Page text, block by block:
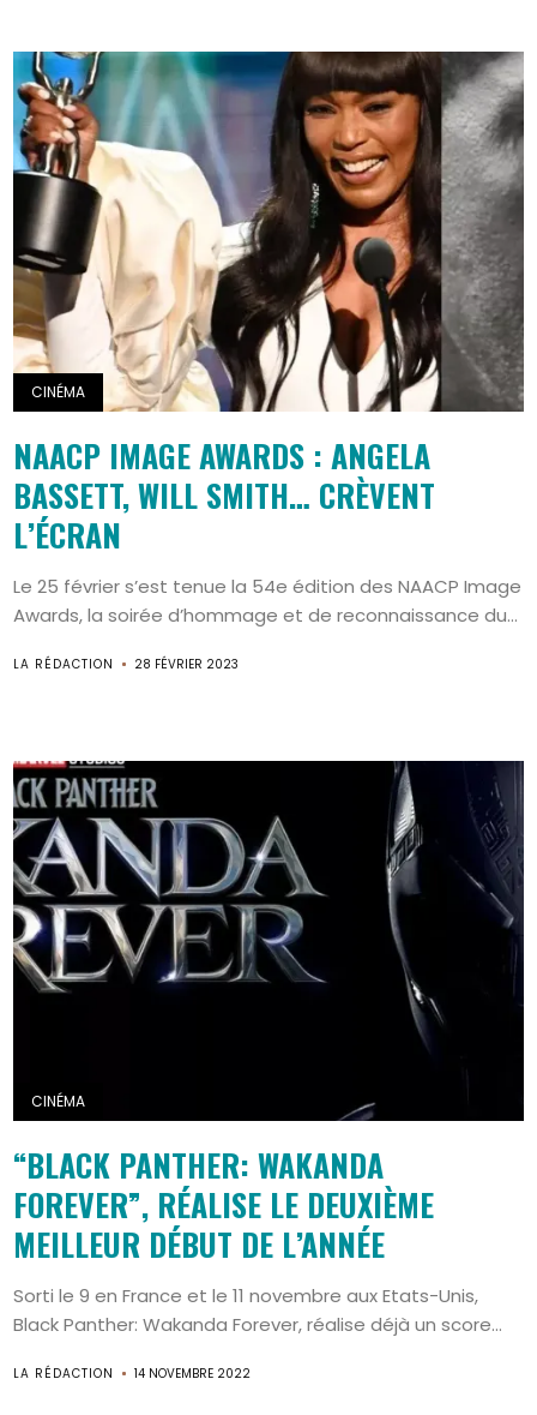
CINÉMA
NAACP IMAGE AWARDS : ANGELA
BASSETT, WILL SMITH… CRÈVENT
L’ÉCRAN
Le 25 février s’est tenue la 54e édition des NAACP Image
Awards, la soirée d’hommage et de reconnaissance du...
LA RÉDACTION 28 FÉVRIER 2023
CINÉMA
“BLACK PANTHER: WAKANDA
FOREVER”, RÉALISE LE DEUXIÈME
MEILLEUR DÉBUT DE L’ANNÉE
Sorti le 9 en France et le 11 novembre aux Etats-Unis,
Black Panther: Wakanda Forever, réalise déjà un score...
LA RÉDACTION 14 NOVEMBRE 2022